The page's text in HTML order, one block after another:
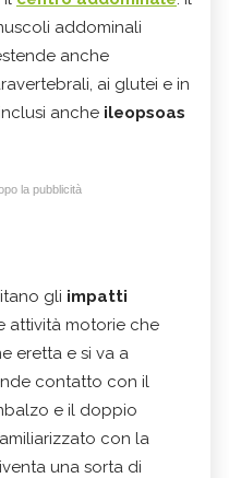
addominali
anche
ai glutei e in
anche ileopsoas
la pubblicità
gli impatti
attività motorie che
eretta e si va a
contatto con il
e il doppio
con la
una sorta di